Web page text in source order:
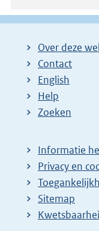
Over deze
Contact
English
Help
Zoeken
Informatie
Privacy en
Sitemap
E